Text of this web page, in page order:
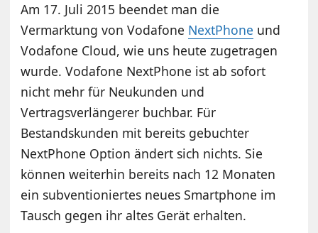
Am 17. Juli 2015 beendet man die
Vermarktung von Vodafone NextPhone und
Vodafone Cloud, wie uns heute zugetragen
wurde. Vodafone NextPhone ist ab sofort
nicht mehr für Neukunden und
Vertragsverlängerer buchbar. Für
Bestandskunden mit bereits gebuchter
NextPhone Option ändert sich nichts. Sie
können weiterhin bereits nach 12 Monaten
ein subventioniertes neues Smartphone im
Tausch gegen ihr altes Gerät erhalten.